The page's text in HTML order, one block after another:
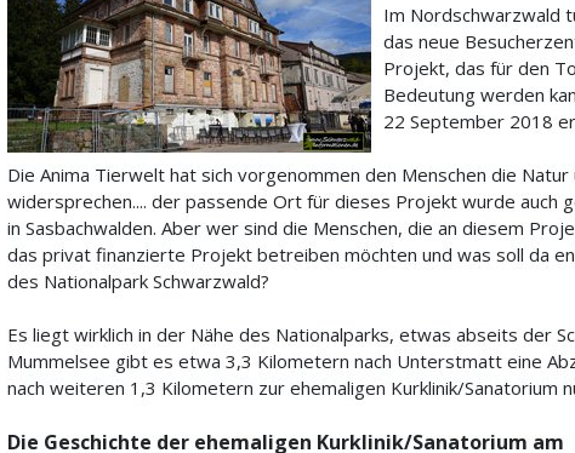
Im Nordschwarzwald
das neue
Projekt, das für den
Bedeutung werden
22 September 2018
Die Anima Tierwelt hat sich vorgenommen den Menschen die
widersprechen.... der passende Ort für dieses Projekt wurde auch
in Sasbachwalden. Aber wer sind die Menschen, die an diesem
das privat finanzierte Projekt betreiben möchten und was soll da
des Nationalpark Schwarzwald?
Es liegt wirklich in der Nähe des Nationalparks, etwas abseits der
Mummelsee gibt es etwa 3,3 Kilometern nach Unterstmatt eine
nach weiteren 1,3 Kilometern zur ehemaligen Kurklinik/Sanatorium
Die Geschichte der ehemaligen Kurklinik/Sanatorium am